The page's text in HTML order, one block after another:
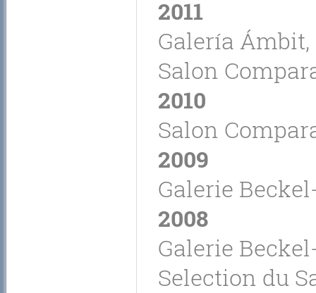
2011
Galería
Salon
2010
Salon
2009
Galerie
2008
Galerie
Selection du